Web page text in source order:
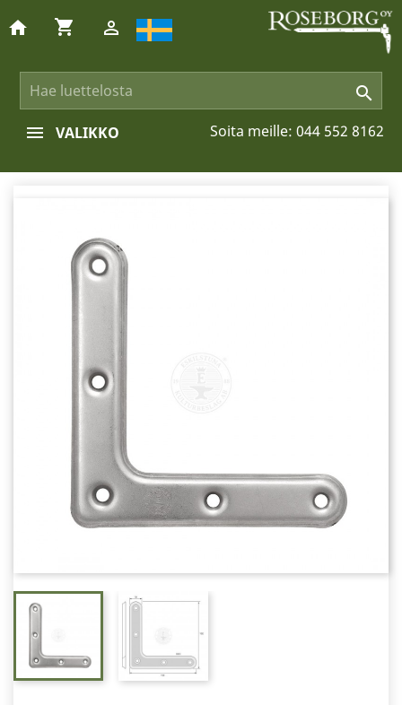

home shopping_cart 
Soita meille: 044 552 8162
VALIKKO